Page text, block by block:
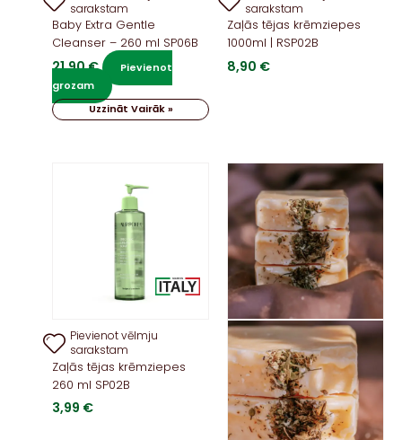
sarakstam
Baby Extra Gentle
Cleanser – 260 ml SP06B
21,90€
Pievienot
grozam
Uzzināt Vairāk »
sarakstam
Zaļās tējas krēmziepes
1000ml | RSP02B
8,90 €
Pievienot vēlmju
sarakstam
Zaļās tējas krēmziepes
260 ml SP02B
3,99 €